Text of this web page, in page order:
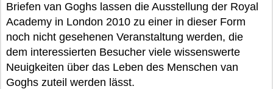
Briefen van Goghs lassen die Ausstellung der Royal
Academy in London 2010 zu einer in dieser Form
noch nicht gesehenen Veranstaltung werden, die
dem interessierten Besucher viele wissenswerte
Neuigkeiten über das Leben des Menschen van
Goghs zuteil werden lässt.